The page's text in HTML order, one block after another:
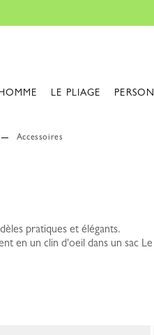
LE PLIAGE
Accessoires
pratiques et élégants.
en un clin d'oeil dans un sac Le